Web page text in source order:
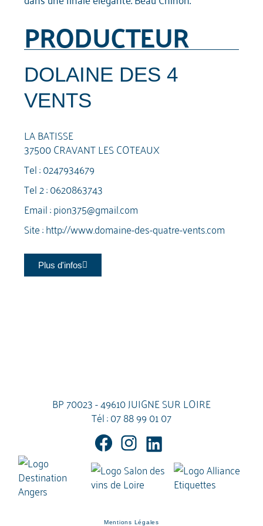
PRODUCTEUR
DOLAINE DES 4
VENTS
LA BATISSE
37500 CRAVANT LES COTEAUX
Tel :0247934679
Tel 2 :0620863743
Email :pion375@gmail.com
Site :http://www.domaine-des-quatre-vents.com
Plus d'infos
BP 70023 - 49610 JUIGNE SUR LOIRE
Tél :07 88 99 01 07
Mentions Légales